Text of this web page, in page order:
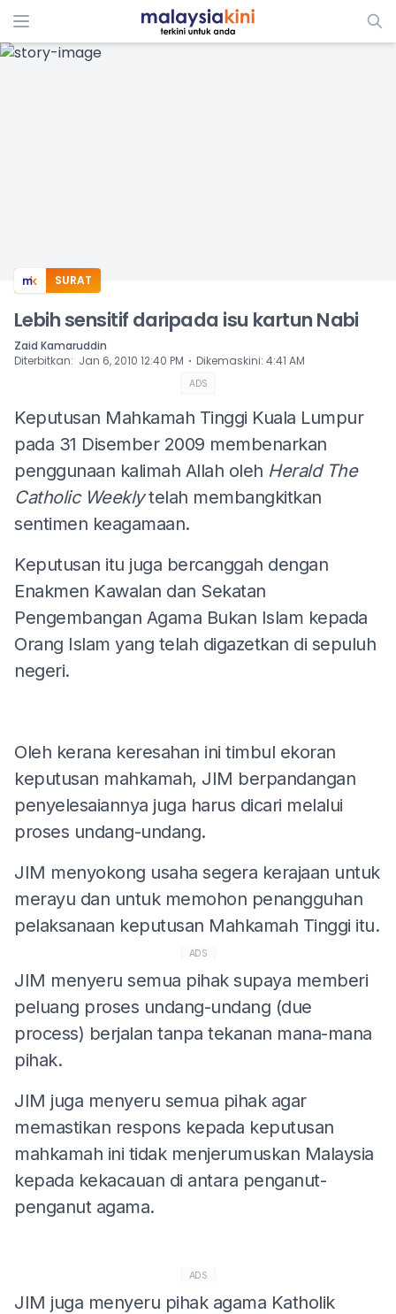
ADS
SURAT
Lebih sensitif daripada isu kartun Nabi
Zaid Kamaruddin
Diterbitkan: Jan 6, 2010 12:40 PM ⋅ Dikemaskini: 4:41 AM
ADS
Keputusan Mahkamah Tinggi Kuala Lumpur
pada 31 Disember 2009 membenarkan
penggunaan kalimah Allah oleh Herald The
Catholic Weeklytelah membangkitkan
sentimen keagamaan.
Keputusan itu juga bercanggah dengan
Enakmen Kawalan dan Sekatan
Pengembangan Agama Bukan Islam kepada
Orang Islam yang telah digazetkan di sepuluh
negeri.
Oleh kerana keresahan ini timbul ekoran
keputusan mahkamah, JIM berpandangan
penyelesaiannya juga harus dicari melalui
proses undang-undang.
JIM menyokong usaha segera kerajaan untuk
merayu dan untuk memohon penangguhan
pelaksanaan keputusan Mahkamah Tinggi itu.
ADS
JIM menyeru semua pihak supaya memberi
peluang proses undang-undang (due
process) berjalan tanpa tekanan mana-mana
pihak.
JIM juga menyeru semua pihak agar
memastikan respons kepada keputusan
mahkamah ini tidak menjerumuskan Malaysia
kepada kekacauan di antara penganut-
penganut agama.
ADS
JIM juga menyeru pihak agama Katholik